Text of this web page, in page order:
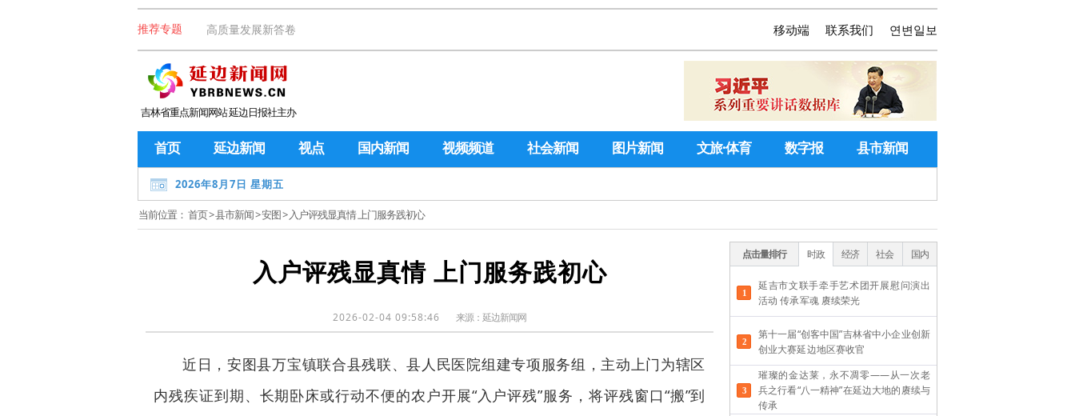
推荐专题 高质量发展新答卷 연변일보
联系我们
移动端
吉林省重点新闻网站 延边日报社主办
首页 延边新闻 视点 国内新闻 视频频道 社会新闻 图片新闻 文旅·体育 数字报 县市新闻
2026年8月7日 星期五
当前位置： 首页>县市新闻>安图> 入户评残显真情 上门服务践初心
入户评残显真情 上门服务践初心
2026-02-04 09:58:46 来源： 延边新闻网
近日，安图县万宝镇联合县残联、县人民医院组建专项服务组，主动上门为辖区
内残疾证到期、长期卧床或行动不便的农户开展“入户评残”服务，将评残窗口“搬”到
点击量排行 时政 经济 社会 国内
延吉市文联手牵手艺术团开展慰问演出
活动 传承军魂 赓续荣光
第十一届“创客中国”吉林省中小企业创新
创业大赛延边地区赛收官
璀璨的金达莱，永不凋零——从一次老
兵之行看“八一精神”在延边大地的赓续与
传承